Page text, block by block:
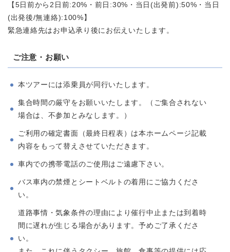
【5日前から2日前:20%・前日:30%・当日(出発前):50%・当日
(出発後/無連絡):100%】
緊急連絡先はお申込承り後にお伝えいたします。
ご注意・お願い
本ツアーには添乗員が同行いたします。
集合時間の厳守をお願いいたします。（ご集合されない
場合は、不参加とみなします。）
ご利用の確定書面（最終日程表）は本ホームページ記載
内容をもって替えさせていただきます。
車内での携帯電話のご使用はご遠慮下さい。
バス車内の禁煙とシートベルトの着用にご協力くださ
い。
道路事情・気象条件の理由により催行中止または到着時
間に遅れが生じる場合があります。予めご了承くださ
い。